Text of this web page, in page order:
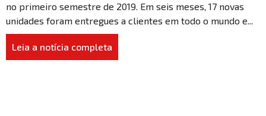
no primeiro semestre de 2019. Em seis meses, 17 novas
unidades foram entregues a clientes em todo o mundo e...
Leia a notícia completa